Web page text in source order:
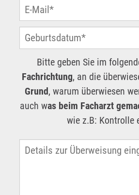
Bitte geben Sie im
Fachrichtung, an die
Grund, warum überwiesen
auch was beim Facharzt
wie z.B: Kontrolle